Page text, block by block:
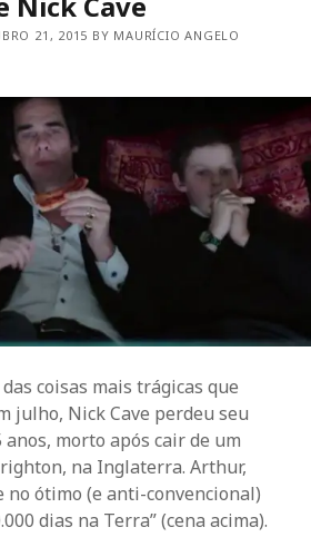
21, 2015 BY MAURÍCIO ANGELO
coisas mais trágicas que
julho, Nick Cave perdeu seu
morto após cair de um
na Inglaterra. Arthur,
no ótimo (e anti-convencional)
dias na Terra” (cena acima).